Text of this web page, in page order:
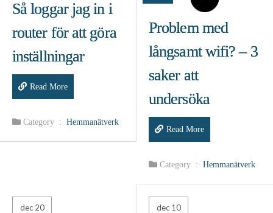
Så loggar jag in i
router för att göra
inställningar
Read More
Category : Hemmanätverk
Problem med
långsamt wifi? – 3
saker att
undersöka
Read More
Category : Hemmanätverk
dec 20 dec 10